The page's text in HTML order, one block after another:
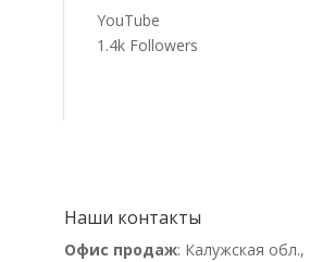
YouTube
1.4k Followers
Наши контакты
Офис продаж: Калужская обл.,